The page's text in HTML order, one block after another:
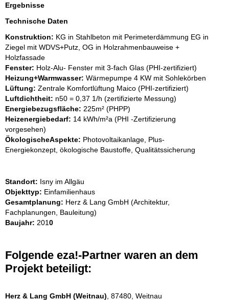
Ergebnisse
Technische Daten
Konstruktion: KG in Stahlbeton mit Perimeterdämmung EG in
Ziegel mit WDVS+Putz, OG in Holzrahmenbauweise +
Holzfassade
Fenster: Holz-Alu- Fenster mit 3-fach Glas (PHI-zertifiziert)
Heizung+Warmwasser: Wärmepumpe 4 KW mit Sohlekörben
Lüftung: Zentrale Komfortlüftung Maico (PHI-zertifiziert)
Luftdichtheit: n50 = 0,37 1/h (zertifizierte Messung)
Energiebezugsfläche: 225m² (PHPP)
Heizenergiebedarf: 14 kWh/m²a (PHI -Zertifizierung
vorgesehen)
ÖkologischeAspekte: Photovoltaikanlage, Plus-
Energiekonzept, ökologische Baustoffe, Qualitätssicherung
Standort: Isny im Allgäu
Objekttyp: Einfamilienhaus
Gesamtplanung: Herz & Lang GmbH (Architektur,
Fachplanungen, Bauleitung)
Baujahr: 2010
Folgende eza!-Partner waren an dem
Projekt beteiligt:
Herz & Lang GmbH (Weitnau) , 87480, Weitnau